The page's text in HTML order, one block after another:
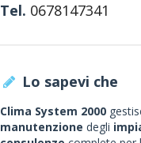
Tel. 0678147341
Lo sapevi che
Clima System 2000
manutenzione degli